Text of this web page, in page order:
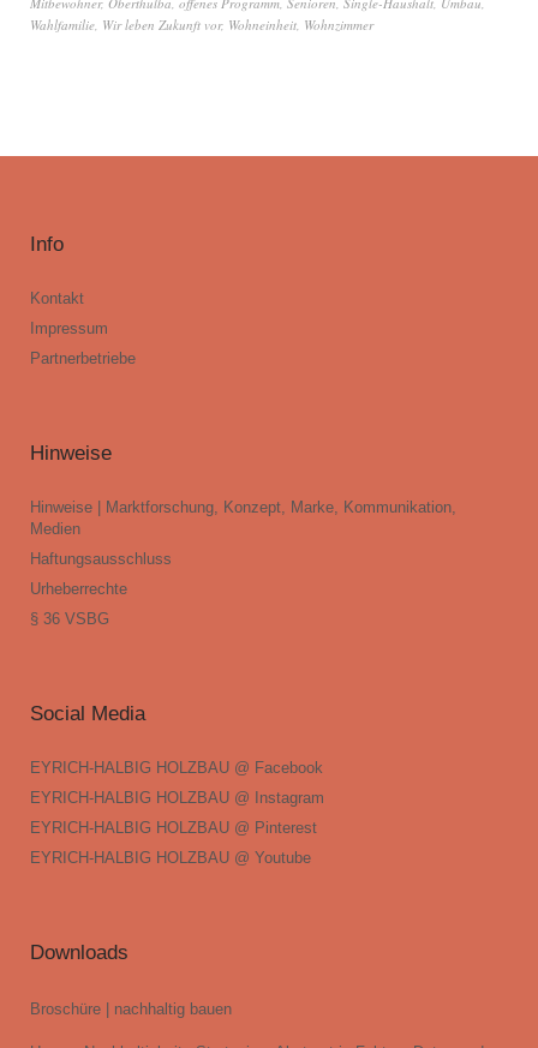
Wahlfamilie, Wir leben Zukunft vor, Wohneinheit, Wohnzimmer
Info
Kontakt
Impressum
Partnerbetriebe
Hinweise
Hinweise | Marktforschung, Konzept, Marke, Kommunikation,
Medien
Haftungsausschluss
Urheberrechte
§ 36 VSBG
Social Media
EYRICH-HALBIG HOLZBAU @ Facebook
EYRICH-HALBIG HOLZBAU @ Instagram
EYRICH-HALBIG HOLZBAU @ Pinterest
EYRICH-HALBIG HOLZBAU @ Youtube
Downloads
Broschüre | nachhaltig bauen